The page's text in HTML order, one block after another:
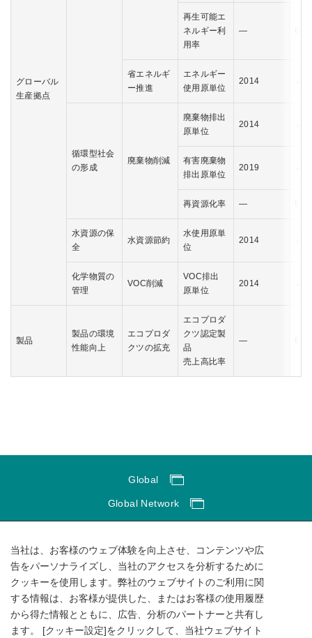
グローバル
生産拠点
再生可能エ
ネルギー利
用率
―
省エネルギ
ー推進
エネルギー
使用原単位
2014
循環型社会
の形成
廃棄物削減
廃棄物排出
原単位
2014
有害廃棄物
排出原単位
2019
再資源化率 ―
水資源の保
全
水資源節約
水使用原単
位
2014
化学物質の
管理
VOC削減
VOC排出
原単位
2014
製品
製品の環境
性能向上
エコプロダ
クツの拡充
エコプロダ
クツ認定製
品
売上高比率
―
Global
Global Network
ソーシャルメディアポリシー
個人情報保護方針
サイトマップ
当社は、お客様のウェブ体験を向上させ、コンテンツや広
告をパーソナライズし、当社のアクセスを分析するために
クッキーを使用します。弊社のウェブサイトのご利用に関
する情報は、お客様が提供した、またはお客様の使用履歴
から得た情報とともに、広告、分析のパートナーと共有し
ます。 [クッキー設定]をクリックして、当社ウェブサイト